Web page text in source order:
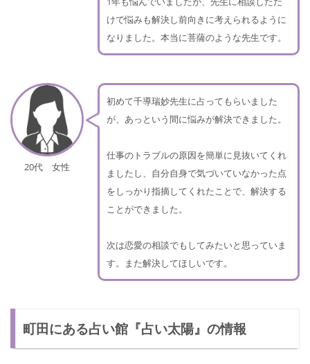
けで悩みも解決し前向きに考えられるように
なりました。本当に菩薩のような先生です。
20代 女性
初めて千導瑞妙先生に占ってもらいました
が、あっという間に悩みが解決できました。
仕事のトラブルの原因を簡単に見抜いてくれ
ましたし、自分自身で気づいていなかった点
をしっかり指摘してくれたことで、解決する
ことができました。
次は恋愛の相談でもしてみたいと思っていま
す。また解決してほしいです。
町田にある占い館『占い太陽』の情報